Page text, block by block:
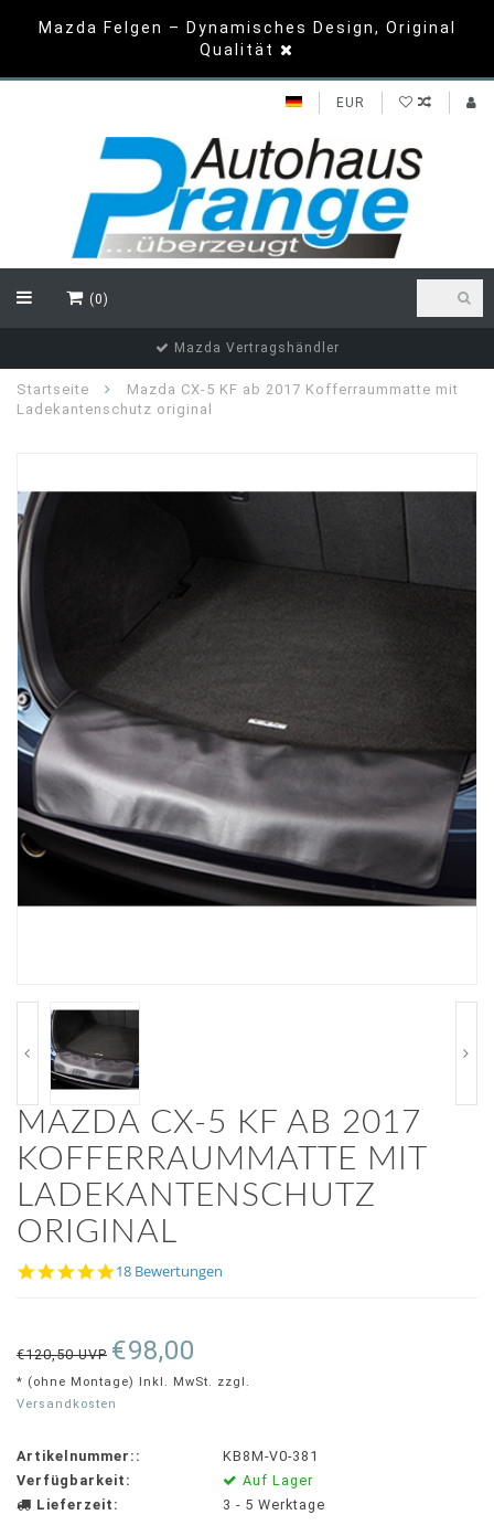
Mazda Felgen – Dynamisches Design, Original
Qualität
EUR
(0)
Top Bewertungen
Startseite
Mazda CX-5 KF ab 2017 Kofferraummatte mit
Ladekantenschutz original
MAZDA CX-5 KF AB 2017
KOFFERRAUMMATTE MIT
LADEKANTENSCHUTZ
ORIGINAL
4.9
18 Bewertungen
€120,50 UVP €98,00
* (ohne Montage) Inkl. MwSt. zzgl.
Versandkosten
Artikelnummer::
KB8M-V0-381
Verfügbarkeit:
Auf Lager
Lieferzeit:
3 - 5 Werktage